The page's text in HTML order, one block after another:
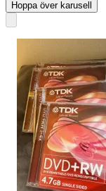
Hoppa över karusell